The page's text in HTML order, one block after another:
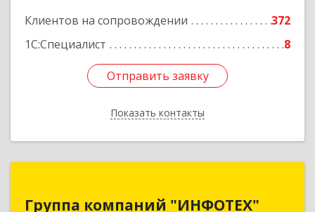
Клиентов на сопровождении
372
1С:Специалист
8
Отправить заявку
Показать контакты
Отправить заявку
Назад
Группа компаний "ИНФОТЕХ"